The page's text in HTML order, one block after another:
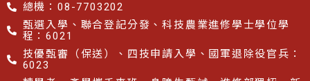
總機：08-7703202
甄選入學、聯合登記分發、科技農業進修學士學位學
程：6021
技優甄審（保送）、四技申請入學、國軍退除役官兵：
6023